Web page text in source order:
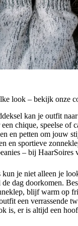
look – bekijk onze
kan je outfit
chique, speelse of
en petten om jouw
en sportieve
– bij HaarSoires
kun je niet alleen je
dag doorkomen.
blijf warm op
een verrassende
is, er is altijd een